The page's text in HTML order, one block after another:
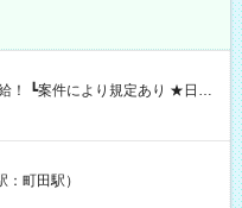
の日に現金GET♪ お仕事後はコ
す！ 【試用期間】試
町田駅）